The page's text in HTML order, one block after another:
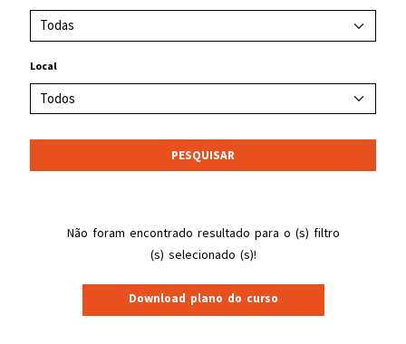
Local
PESQUISAR
Não foram encontrado resultado para o (s) filtro
(s) selecionado (s)!
Download plano do curso